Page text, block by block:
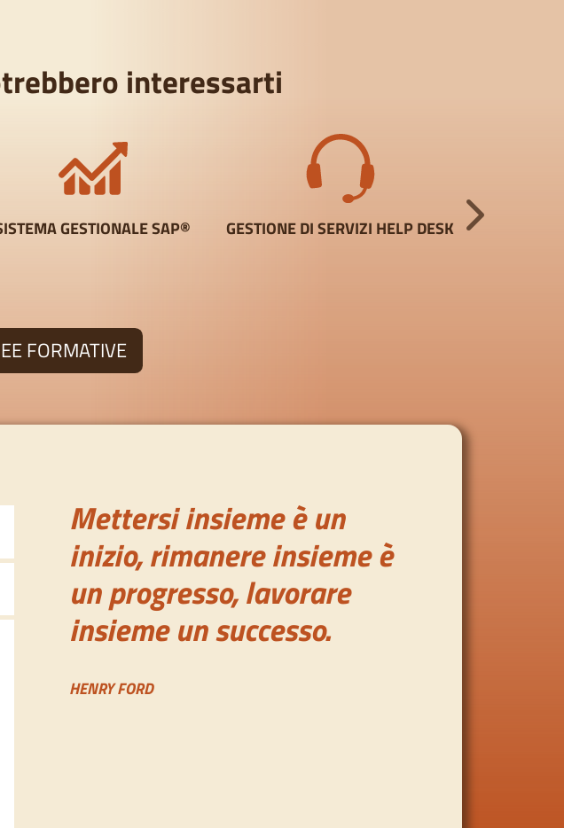
interessarti
GESTIONALE SAP® GESTIONE DI SERVIZI HELP DESK
FORMATIVE
Mettersi insieme è un
inizio, rimanere insieme è
un progresso, lavorare
insieme un successo.
HENRY FORD